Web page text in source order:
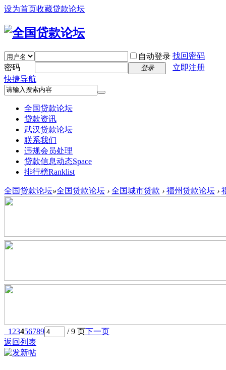
设为首页收藏贷款论坛
自动登录 找回密码
密码
登录
立即注册
快捷导航
全国贷款论坛
贷款资讯
武汉贷款论坛
联系我们
违规会员处理
贷款信息动态Space
排行榜Ranklist
全国贷款论坛»全国贷款论坛 › 全国城市贷款 › 福州贷款论坛 ›
1 23456789 / 9 页下一页
返回列表